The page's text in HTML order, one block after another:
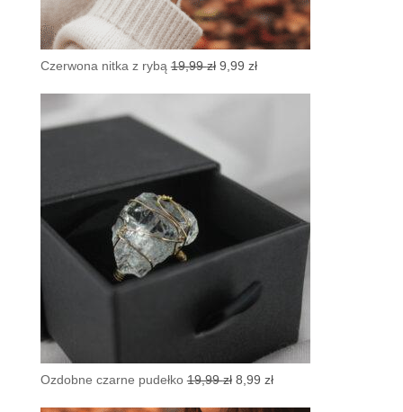
Czerwona nitka z rybą 19,99zł Pierwotna
9,99 złAktualna
Ozdobne czarne pudełko 19,99zł Pierwotna
8,99 złAktualna